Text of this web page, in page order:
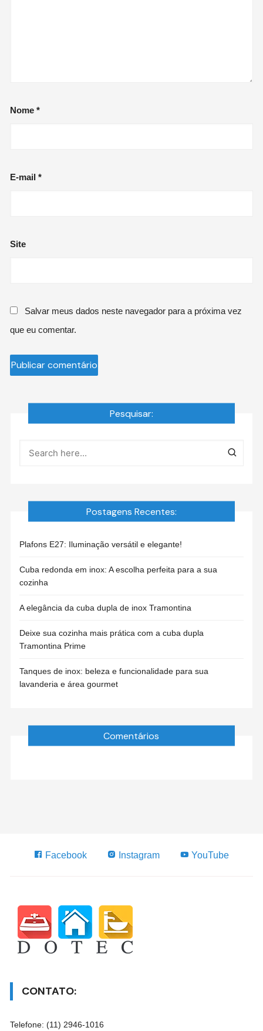
Nome*
E-mail*
Site
Salvar meus dados neste navegador para a próxima vez
que eu comentar.
Pesquisar:
Postagens Recentes:
Plafons E27: Iluminação versátil e elegante!
Cuba redonda em inox: A escolha perfeita para a sua
cozinha
A elegância da cuba dupla de inox Tramontina
Deixe sua cozinha mais prática com a cuba dupla
Tramontina Prime
Tanques de inox: beleza e funcionalidade para sua
lavanderia e área gourmet
Comentários
Facebook Instagram YouTube
CONTATO:
Telefone: (11) 2946-1016